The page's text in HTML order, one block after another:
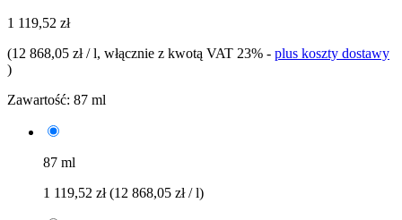
1 119,52 zł
(12 868,05 zł / l, włącznie z kwotą VAT 23% - plus koszty dostawy
)
Zawartość: 87 ml
87 ml
1 119,52 zł(12 868,05 zł / l)